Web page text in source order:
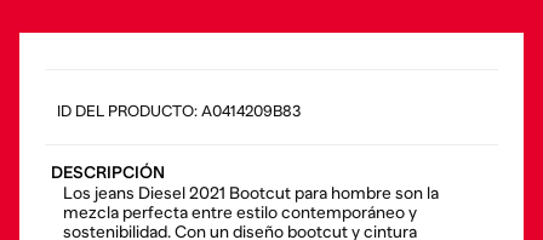
: A0414209B83
DESCRIPCIÓN
Los jeans Diesel 2021 Bootcut para hombre son la
mezcla perfecta entre estilo contemporáneo y
sostenibilidad. Con un diseño bootcut y cintura